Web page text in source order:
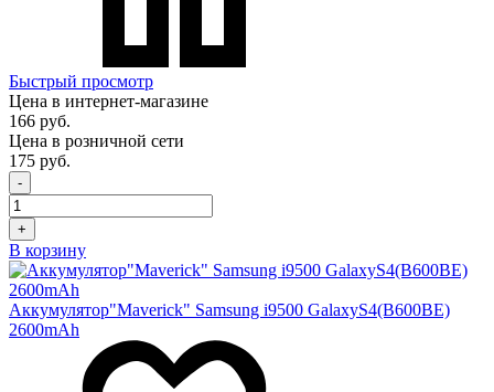
Быстрый просмотр
Цена в интернет-магазине
166 руб.
Цена в розничной сети
175 руб.
-
+
В корзину
Аккумулятор"Maverick" Samsung i9500 GalaxyS4(B600BE)
2600mAh